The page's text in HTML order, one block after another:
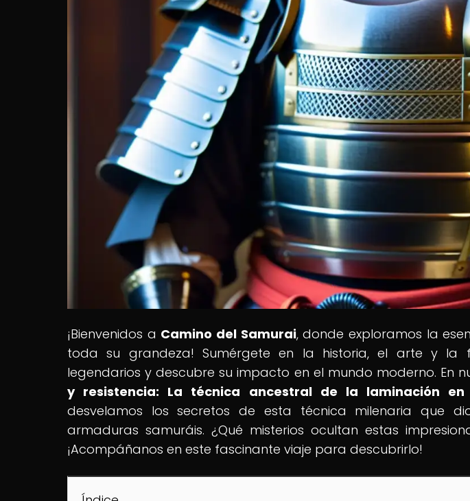
¡Bienvenidos a Camino del Samurai, donde exploramos la
toda su grandeza! Sumérgete en la historia, el arte y la
legendarios y descubre su impacto en el mundo moderno. En
y resistencia: La técnica ancestral de la laminación
desvelamos los secretos de esta técnica milenaria que
armaduras samuráis. ¿Qué misterios ocultan estas
¡Acompáñanos en este fascinante viaje para descubrirlo!